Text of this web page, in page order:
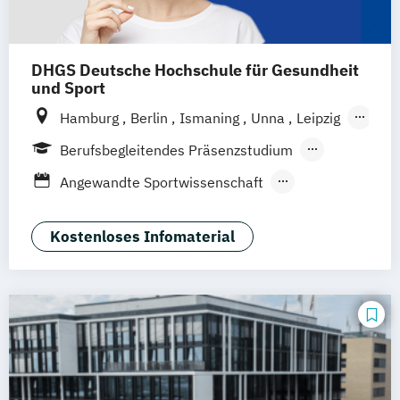
Rettungswissenschaften
DHGS Deutsche Hochschule für Gesundheit
und Sport
Hamburg Berlin Ismaning Unna
Leipzig
Köln Frankfurt Mannheim
Stuttgart
Berufsbegleitendes Präsenzstudium
Duales Studium
Blended Learning
Angewandte Sportwissenschaft
Life Coaching Medizinpädagogik
Physician Assistant Physiotherapie
Psychologie Soziale Arbeit und Sport
Sport und angewandte
Trainingswissenschaft (versch.
Schwerpunkte)
Kostenloses Infomaterial